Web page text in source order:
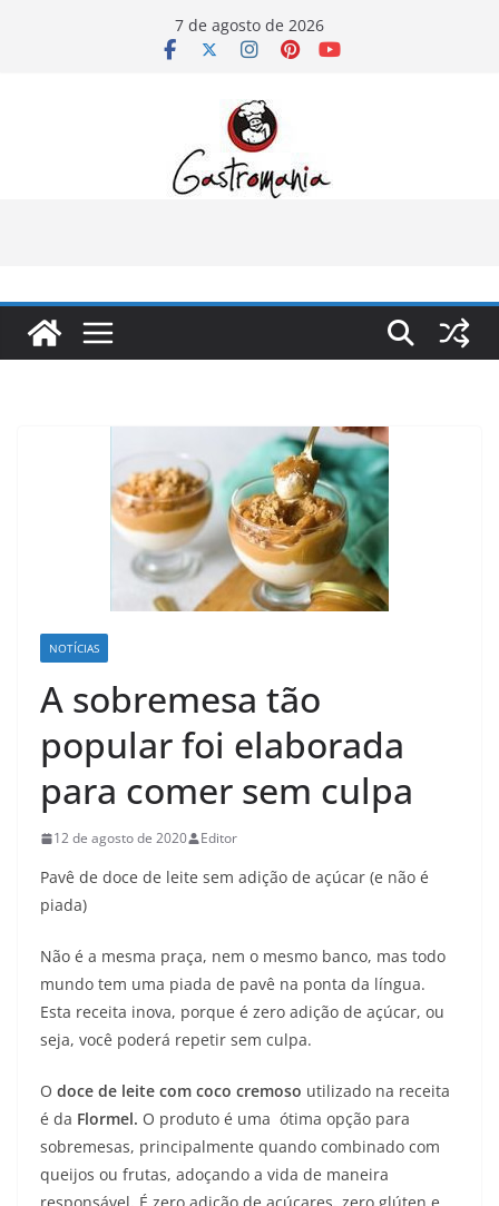
7 de agosto de 2026
NOTÍCIAS
A sobremesa tão
popular foi elaborada
para comer sem culpa
12 de agosto de 2020 Editor
Pavê de doce de leite sem adição de açúcar (e não é
piada)
Não é a mesma praça, nem o mesmo banco, mas todo
mundo tem uma piada de pavê na ponta da língua.
Esta receita inova, porque é zero adição de açúcar, ou
seja, você poderá repetir sem culpa.
O doce de leite com coco cremoso utilizado na receita
é da Flormel. O produto é uma ótima opção para
sobremesas, principalmente quando combinado com
queijos ou frutas, adoçando a vida de maneira